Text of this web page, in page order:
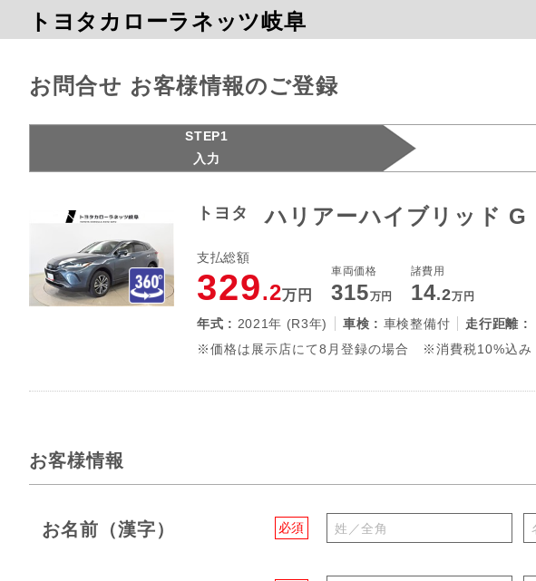
トヨタカローラネッツ岐阜
お問合せ お客様情報のご登録
STEP1
入力
トヨタ ハリアーハイブリッド G
支払総額
329.2万円
車両価格
315万円
諸費用
14.2万円
年式 : 2021年 (R3年) 車検 : 車検整備付 走行距離 :
※価格は展示店にて8月登録の場合 ※消費税10%込み
お客様情報
必須
お名前（漢字）